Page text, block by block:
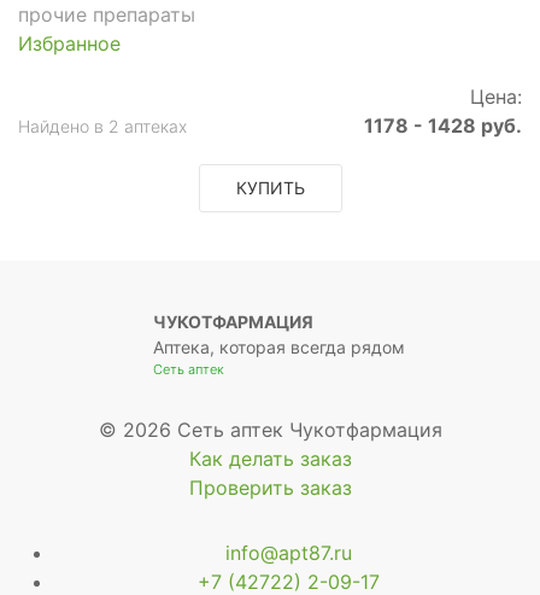
прочие препараты
Избранное
Цена:
Найдено в 2 аптеках 1178 - 1428 руб.
КУПИТЬ
ЧУКОТФАРМАЦИЯ
Аптека, которая всегда рядом
Сеть аптек
© 2026 Сеть аптек Чукотфармация
Как делать заказ
Проверить заказ
info@apt87.ru
+7 (42722) 2-09-17